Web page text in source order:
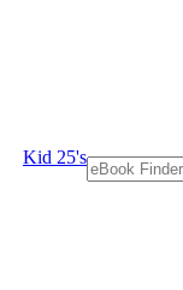
Kid 25's